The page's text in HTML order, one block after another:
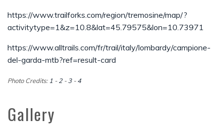
https://www.trailforks.com/region/tremosine/map/?
activitytype=1&z=10.8&lat=45.79575&lon=10.73971
https://www.alltrails.com/fr/trail/italy/lombardy/campione-
del-garda-mtb?ref=result-card
Photo Credits: 1 -2-3-4
Gallery